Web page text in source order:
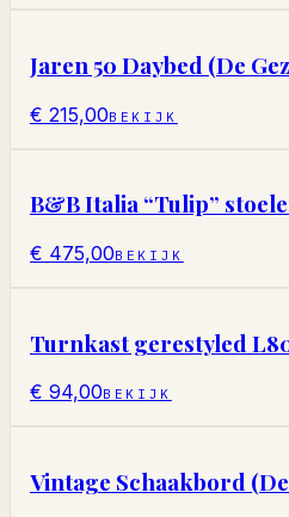
Jaren 50 Daybed (De
€ 215,00BEKIJK
B&B Italia “Tulip”
€ 475,00BEKIJK
Turnkast gerestyled
€ 94,00BEKIJK
Vintage Schaakbord (De